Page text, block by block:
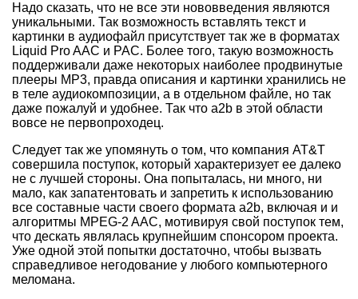
Надо сказать, что не все эти нововведения являются
уникальными. Так возможность вставлять текст и
картинки в аудиофайл присутствует так же в форматах
Liquid Pro AAC и PAC. Более того, такую возможность
поддерживали даже некоторых наиболее продвинутые
плееры МР3, правда описания и картинки хранились не
в теле аудиокомпозиции, а в отдельном файле, но так
даже пожалуй и удобнее. Так что a2b в этой области
вовсе не первопроходец.
Следует так же упомянуть о том, что компания AT&T
совершила поступок, который характеризует ее далеко
не с лучшей стороны. Она попыталась, ни много, ни
мало, как запатентовать и запретить к использованию
все составные части своего формата a2b, включая и и
алгоритмы MPEG-2 AAC, мотивируя свой поступок тем,
что дескать являлась крупнейшим спонсором проекта.
Уже одной этой попытки достаточно, чтобы вызвать
справедливое негодование у любого компьютерного
меломана.